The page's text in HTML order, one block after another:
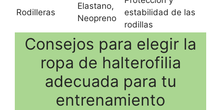
Rodilleras
Elastano,
Neopreno
estabilidad de las
rodillas
Consejos para elegir la
ropa de halterofilia
adecuada para tu
entrenamiento